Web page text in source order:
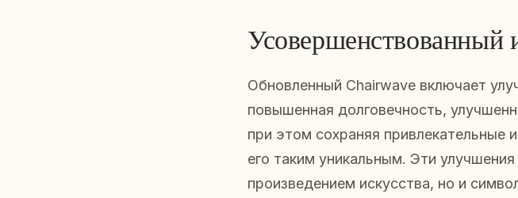
Усовершенствованный
Обновленный Chairwave включает
повышенная долговечность,
при этом сохраняя привлекательные
его таким уникальным. Эти
произведением искусства, но и